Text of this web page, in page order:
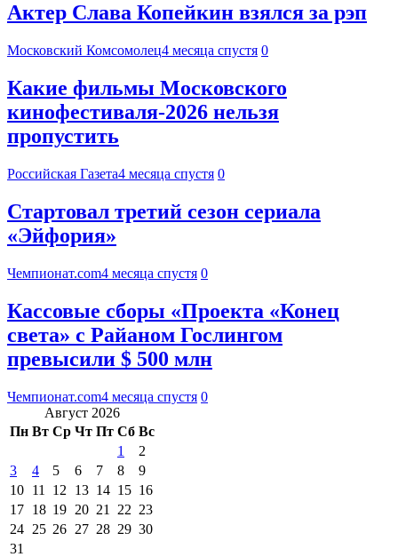
Актер Слава Копейкин взялся за рэп
Московский Комсомолец4 месяца спустя 0
Какие фильмы Московского
кинофестиваля-2026 нельзя
пропустить
Российская Газета4 месяца спустя 0
Стартовал третий сезон сериала
«Эйфория»
Чемпионат.com4 месяца спустя 0
Кассовые сборы «Проекта «Конец
света» с Райаном Гослингом
превысили $ 500 млн
Чемпионат.com4 месяца спустя 0
Август 2026
Пн Вт Ср Чт Пт Сб Вс
1
2
3
4 5 6 7 8
9
10 11 12 13 14 15 16
17 18 19 20 21 22 23
24 25 26 27 28 29 30
31